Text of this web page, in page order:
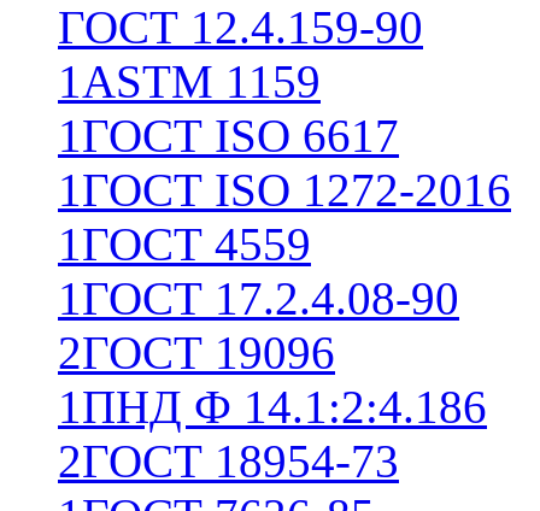
ГОСТ 12.4.159-90
1ASTM 1159
1ГОСТ ISO 6617
1ГОСТ ISO 1272-2016
1ГОСТ 4559
1ГОСТ 17.2.4.08-90
2ГОСТ 19096
1ПНД Ф 14.1:2:4.186
2ГОСТ 18954-73